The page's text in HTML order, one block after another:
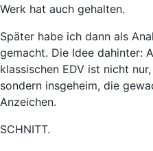
Werk hat auch gehalten.
Später habe ich dann als
gemacht. Die Idee dahinter:
klassischen EDV ist nicht
sondern insgeheim, die
Anzeichen.
SCHNITT.